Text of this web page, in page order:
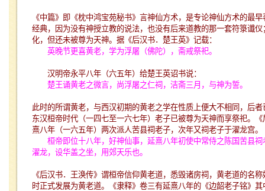
《中篇》即《枕中鸿宝苑秘书》言神仙方术，是专论神仙方术的最
经典，因为没有神授立教的说法，也没有后来道教的那一套符箓谶
化，但还未被尊为天神。据《后汉书．楚王英》记载：
英晚节更喜黄老，学为浮屠（佛陀），斋戒祭祀。
汉明帝永平八年（六五年）给楚王英诏书说：
楚王诵黄老之微言，尚浮屠之仁祠，洁斋三月，与神为誓。
此时的所谓黄老，与西汉初期的黄老之学在性质上便大不相同，后
东汉桓帝时代（一四七至一六七年）老子已被尊为天神而享祭祀。
熹八年（一六五年）两次派人苦县祠老子，次年又祠老子于濯龙宫
桓帝即位十八年，好神仙事，延熹八年初使中常侍之陈国苦县祠
濯龙，设华盖之坐，用郊天乐也。
《后汉书．王涣传》谓桓帝信仰黄老道，悉毁诸房祠，黄老道的名
时正式发展为黄老道。《隶释》卷三有延熹八年的《边韶老子铭》